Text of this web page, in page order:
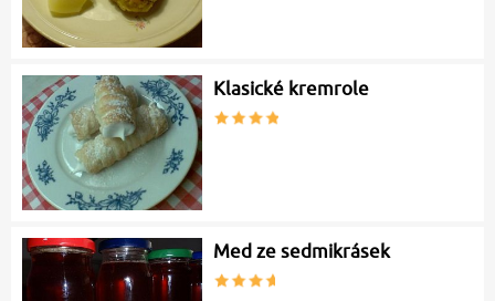
Klasické kremrole
Med ze sedmikrásek